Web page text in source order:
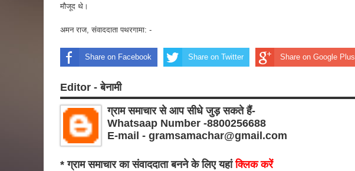
मौजूद थे।
अमन राज, संवाददाता पथरगामा: -
Share on Facebook Share on Twitter Share on Google Plus
Editor - बेनामी
ग्राम समाचार से आप सीधे जुड़ सकते हैं-
Whatsaap Number -8800256688
E-mail - gramsamachar@gmail.com
* ग्राम समाचार का संवाददाता बनने के लिए यहांक्लिक करें